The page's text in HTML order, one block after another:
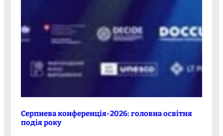
Серпнева конференція-2026: головна освітня
подія року